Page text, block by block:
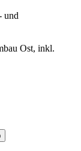
und
Ost, inkl.